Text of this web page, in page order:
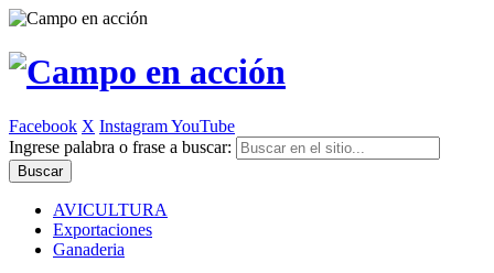
Facebook X InstagramYouTube
Ingrese palabra o frase a buscar:
AVICULTURA
Exportaciones
Ganaderia